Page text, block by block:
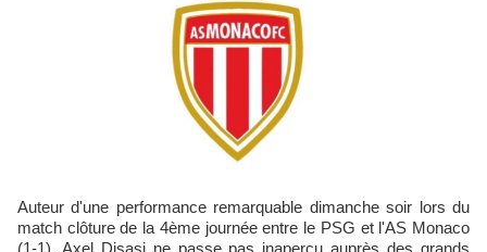
Auteur d'une performance remarquable dimanche soir lors du
match clôture de la 4ème journée entre le PSG et l'AS Monaco